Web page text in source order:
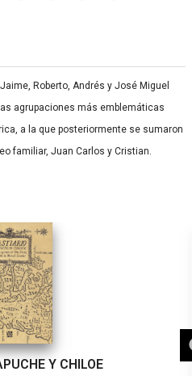
Roberto, Andrés y José Miguel
agrupaciones más emblemáticas
a la que posteriormente se sumaron
familiar, Juan Carlos y Cristian.
Y CHILOE